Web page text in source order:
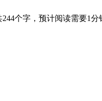
244个字，预计阅读需要1分